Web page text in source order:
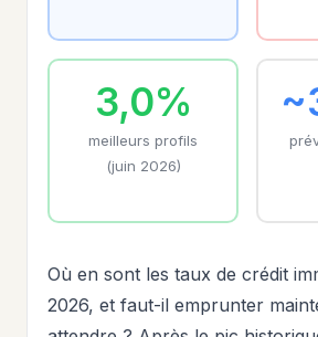
3,0%
meilleurs profils
(juin 2026)
Où en sont les taux de crédit
2026, et faut-il emprunter